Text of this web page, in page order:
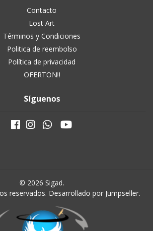
Contacto
Lost Art
Términos y Condiciones
Politica de reembolso
Política de privacidad
OFERTON!!
Síguenos
© 2026 Sigad.
reservados. Desarrollado por Jumpseller.